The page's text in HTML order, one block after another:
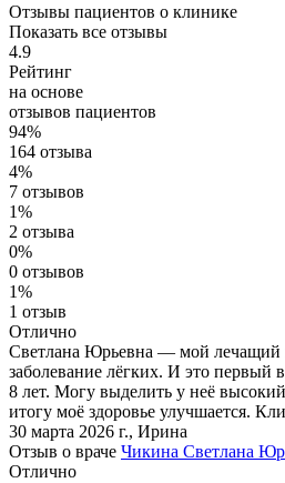
Отзывы пациентов о клинике
Показать все отзывы
4.9
Рейтинг
на основе
отзывов пациентов
94%
164 отзыва
4%
7 отзывов
1%
2 отзыва
0%
0 отзывов
1%
1 отзыв
Отлично
Светлана Юрьевна — мой лечащий
заболевание лёгких. И это первый
8 лет. Могу выделить у неё
итогу моё здоровье улучшается.
30 марта 2026 г., Ирина
Отзыв о враче Чикина Светлана
Отлично